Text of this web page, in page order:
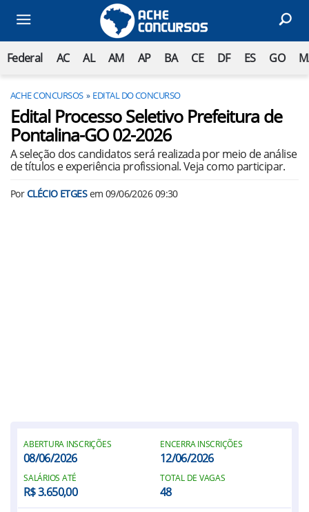
Federal AC AL AM AP BA CE DF ES GO
ACHE CONCURSOS EDITAL DO CONCURSO
Edital Processo Seletivo Prefeitura de
Pontalina-GO 02-2026
A seleção dos candidatos será realizada por meio de análise
de títulos e experiência profissional. Veja como participar.
PorCLÉCIO ETGESem 09/06/2026 09:30
ABERTURA INSCRIÇÕES
08/06/2026
ENCERRA INSCRIÇÕES
12/06/2026
SALÁRIOS ATÉ
R$ 3.650,00
TOTAL DE VAGAS
48